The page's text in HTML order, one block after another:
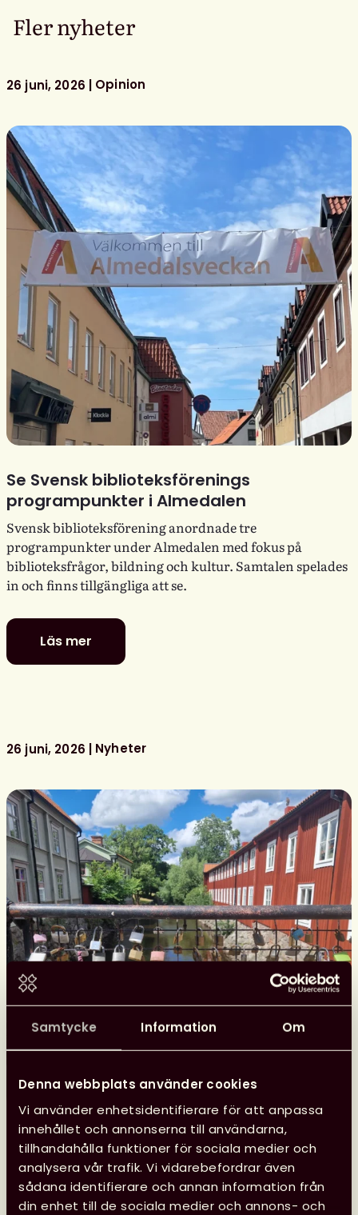
Samtycke Information Om
Denna webbplats använder cookies
Vi använder enhetsidentifierare för att anpassa
innehållet och annonserna till användarna,
tillhandahålla funktioner för sociala medier och
analysera vår trafik. Vi vidarebefordrar även
sådana identifierare och annan information från
din enhet till de sociala medier och annons- och
Fler nyheter
26 juni, 2026 Opinion
Se Svensk biblioteksförenings
programpunkter i Almedalen
Svensk biblioteksförening anordnade tre
programpunkter under Almedalen med fokus på
biblioteksfrågor, bildning och kultur. Samtalen spelades
in och finns tillgängliga att se.
Läs mer
Se
Svensk
Almedalen
26 juni, 2026 Nyheter
Glad sommar önskar kansliet
Kansliet har sommarstängt 29 juni–10 augusti, vilket
innebär att vi inte svarar på e-post eller i telefon.